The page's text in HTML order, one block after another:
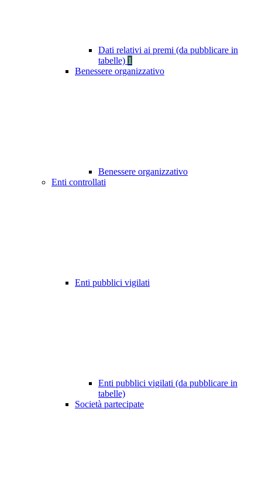
Dati relativi ai premi (da pubblicare in
tabelle) 1
Benessere organizzativo
Benessere organizzativo
Enti controllati
Enti pubblici vigilati
Enti pubblici vigilati (da pubblicare in
tabelle)
Società partecipate